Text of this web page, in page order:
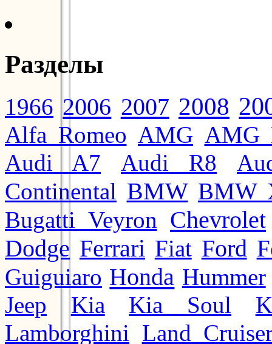
Разделы
1966 2006 2007 2008
Alfa Romeo AMG AMG
Audi A7
Audi R8
Continental BMW BMW
Bugatti Veyron Chevrolet
Dodge Ferrari Fiat Ford
Guiguiaro Honda Hummer
Jeep
Kia Kia Soul
Lamborghini Land